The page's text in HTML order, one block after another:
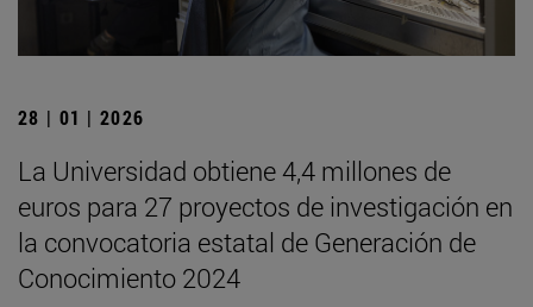
28 | 01 | 2026
La Universidad obtiene 4,4 millones de
euros para 27 proyectos de investigación en
la convocatoria estatal de Generación de
Conocimiento 2024